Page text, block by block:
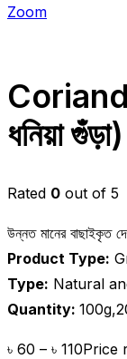
Zoom
ধনিয়া গুঁড়া)
Rated 0 out of 5
উন্নত মানের বাছাইকৃত
Product Type:
Type: Natural
Quantity:
৳ 60 – ৳ 110Price